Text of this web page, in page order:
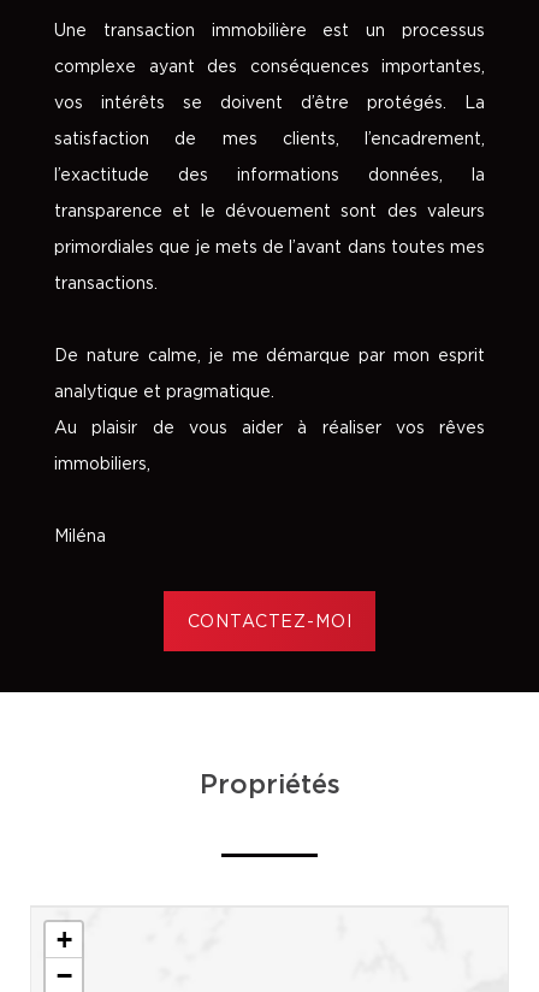
Une transaction immobilière est un processus
complexe ayant des conséquences importantes,
vos intérêts se doivent d’être protégés. La
satisfaction de mes clients, l’encadrement,
l’exactitude des informations données, la
transparence et le dévouement sont des valeurs
primordiales que je mets de l’avant dans toutes mes
transactions.
De nature calme, je me démarque par mon esprit
analytique et pragmatique.
Au plaisir de vous aider à réaliser vos rêves
immobiliers,
Miléna
CONTACTEZ-MOI
Propriétés
+
−